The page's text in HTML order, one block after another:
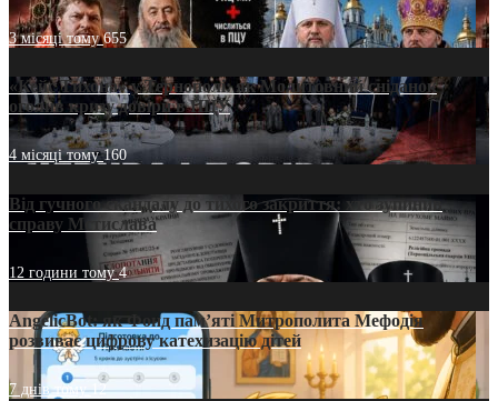
3 місяці тому655
«Кейс Тихона» у Тернополі: як Молитовний сніданок
оголив кризу довіри в ПЦУ
4 місяці тому160
Від гучного скандалу до тихого закриття: хто зупинив
справу Мстислава
12 години тому4
AngelicBot: як Фонд пам’яті Митрополита Мефодія
розвиває цифрову катехизацію дітей
7 днів тому12